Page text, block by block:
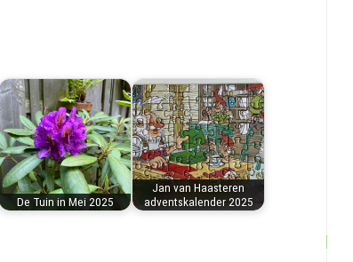
De Tuin in Mei 2025
Jan van Haasteren
adventskalender 2025